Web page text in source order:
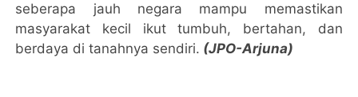
seberapa jauh negara mampu memastikan
masyarakat kecil ikut tumbuh, bertahan, dan
berdaya di tanahnya sendiri. (JPO-Arjuna)